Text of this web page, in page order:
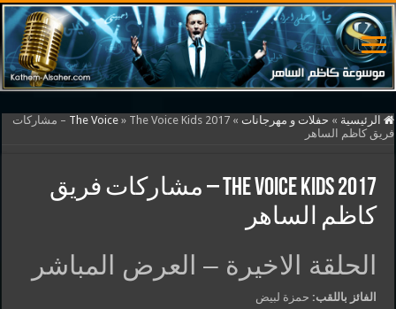
الرئيسية » حفلات و مهرجانات »
The Voice »
The Voice Kids 2017 – مشاركات
فريق كاظم الساهر
The Voice Kids 2017 – مشاركات فريق
كاظم الساهر
الحلقة الاخيرة – العرض المباشر
الفائز باللقب: حمزة لبيض